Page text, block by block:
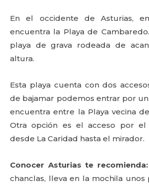
En el occidente de Asturias,
encuentra la Playa de
playa de grava rodeada de
altura.
Esta playa cuenta con dos
de bajamar podemos entrar por
encuentra entre la Playa vecina
Otra opción es el acceso por el
desde La Caridad hasta el mirador.
Conocer Asturias te recomienda:
chanclas, lleva en la mochila unos